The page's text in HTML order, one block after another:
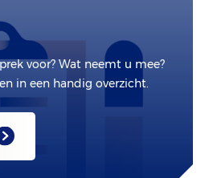
voor? Wat neemt u mee?
in een handig overzicht.